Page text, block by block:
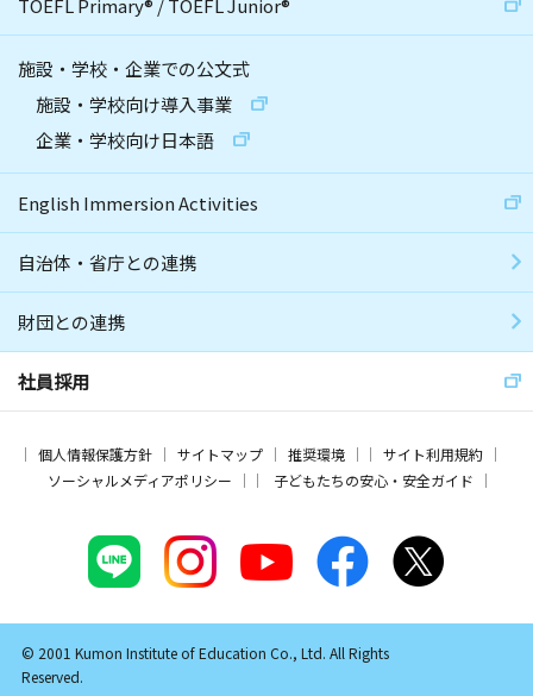
TOEFL Primary® /TOEFL Junior®
施設・学校・企業での公文式
施設・学校向け導入事業
企業・学校向け日本語
English Immersion Activities
自治体・省庁との連携
財団との連携
社員採用
個人情報保護方針 サイトマップ 推奨環境
サイト利用規約
ソーシャルメディアポリシー
子どもたちの安心・安全ガイド
© 2001 Kumon Institute of Education Co., Ltd. All Rights
Reserved.